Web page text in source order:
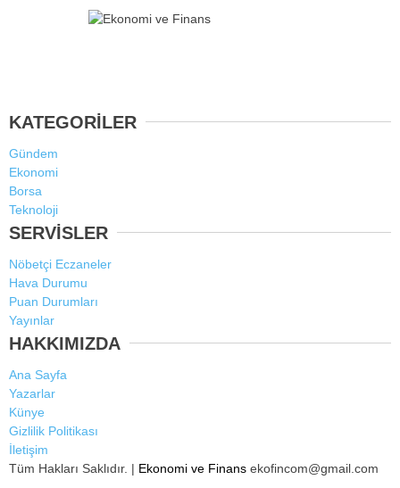
KATEGORİLER
Gündem
Ekonomi
Borsa
Teknoloji
SERVİSLER
Nöbetçi Eczaneler
Hava Durumu
Puan Durumları
Yayınlar
HAKKIMIZDA
Ana Sayfa
Yazarlar
Künye
Gizlilik Politikası
İletişim
Tüm Hakları Saklıdır. | Ekonomi ve Finans ekofincom@gmail.com